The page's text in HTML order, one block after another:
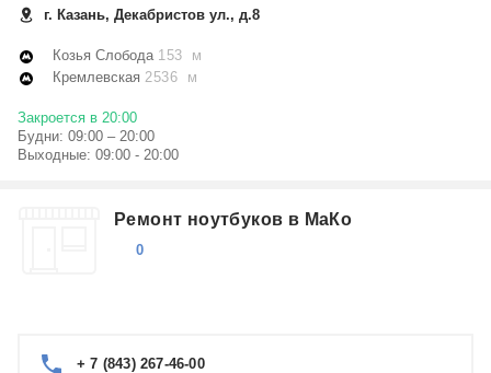
г. Казань, Декабристов ул., д.8
Козья Слобода153 м
Кремлевская 2536 м
Закроется в 20:00
Будни: 09:00 – 20:00
Выходные: 09:00 - 20:00
Ремонт ноутбуков в МаКо
0
+ 7 (843) 267-46-00